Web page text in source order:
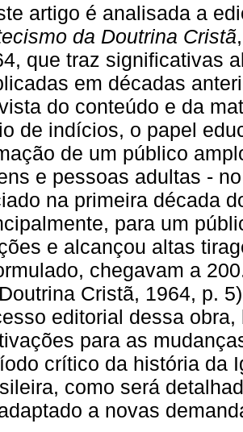
artigo é analisada a
da Doutrina Cristã
que traz significativas
em décadas
do conteúdo e da
de indícios, o papel
de um público
e pessoas adultas -
na primeira década
para um
e alcançou altas
chegavam a
Cristã, 1964, p.
editorial dessa
para as
crítico da história da
como será
a novas